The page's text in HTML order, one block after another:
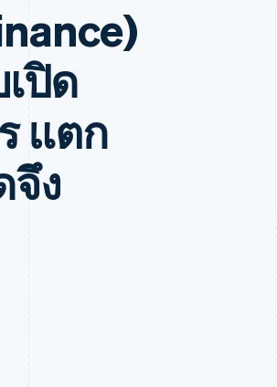
การบริการ การเดินทาง และสันทนากา
ประกันภัย
องค์กรไม่แสวงผลกำไร
บริการเฉพาะทาง
ธุรกิจค้าปลีก
มการใช้งาน
องรับอยู่
รด้วยเอเจนต์
สถ
Stripe Press
ปิด
แตก
จึง